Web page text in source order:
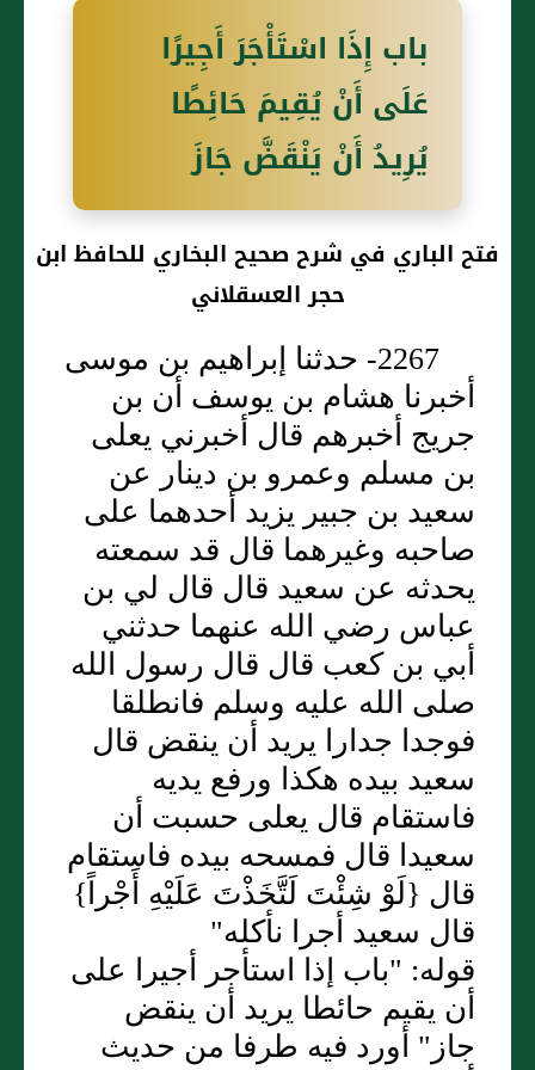
باب إِذَا اسْتَأْجَرَ أَجِيرًا
عَلَى أَنْ يُقِيمَ حَائِطًا
يُرِيدُ أَنْ يَنْقَضَّ جَازَ
فتح الباري في شرح صحيح البخاري للحافظ ابن
حجر العسقلاني
2267- حدثنا إبراهيم بن موسى
أخبرنا هشام بن يوسف أن بن
جريج أخبرهم قال أخبرني يعلى
بن مسلم وعمرو بن دينار عن
سعيد بن جبير يزيد أحدهما على
صاحبه وغيرهما قال قد سمعته
يحدثه عن سعيد قال قال لي بن
عباس رضي الله عنهما حدثني
أبي بن كعب قال قال رسول الله
صلى الله عليه وسلم فانطلقا
فوجدا جدارا يريد أن ينقض قال
سعيد بيده هكذا ورفع يديه
فاستقام قال يعلى حسبت أن
سعيدا قال فمسحه بيده فاستقام
قال {لَوْ شِئْتَ لَتَّخَذْتَ عَلَيْهِ أَجْراً}
قال سعيد أجرا نأكله"
قوله: "باب إذا استأجر أجيرا على
أن يقيم حائطا يريد أن ينقض
جاز" أورد فيه طرفا من حديث